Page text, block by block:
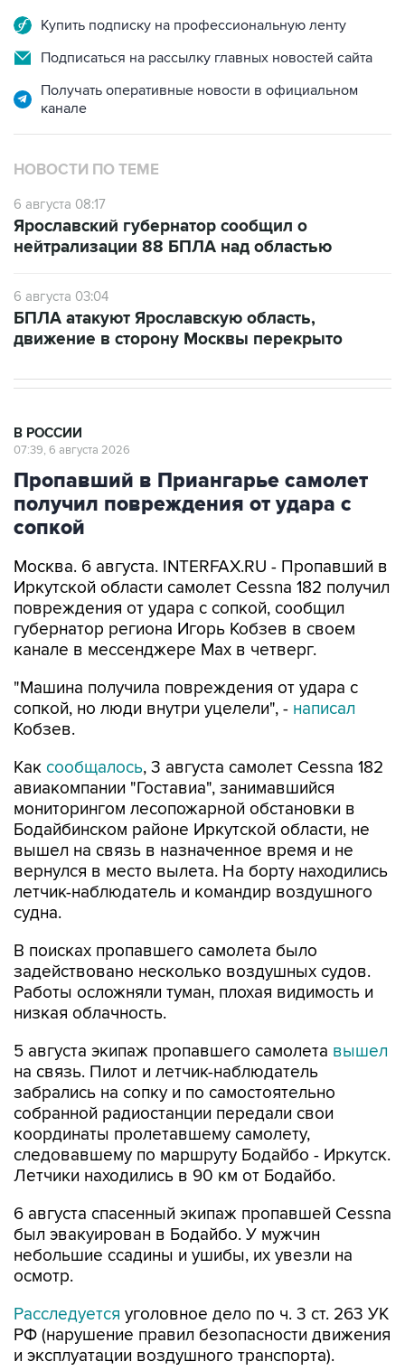
Купить подписку на профессиональную ленту
Подписаться на рассылку главных новостей сайта
Получать оперативные новости в официальном
канале
НОВОСТИ ПО ТЕМЕ
6 августа 08:17
Ярославский губернатор сообщил о
нейтрализации 88 БПЛА над областью
6 августа 03:04
БПЛА атакуют Ярославскую область,
движение в сторону Москвы перекрыто
В РОССИИ
07:39, 6 августа 2026
Пропавший в Приангарье самолет
получил повреждения от удара с
сопкой
Москва. 6 августа. INTERFAX.RU - Пропавший в
Иркутской области самолет Cessna 182 получил
повреждения от удара с сопкой, сообщил
губернатор региона Игорь Кобзев в своем
канале в мессенджере Мах в четверг.
"Машина получила повреждения от удара с
сопкой, но люди внутри уцелели", - написал
Кобзев.
Как сообщалось, 3 августа самолет Cessna 182
авиакомпании "Гоставиа", занимавшийся
мониторингом лесопожарной обстановки в
Бодайбинском районе Иркутской области, не
вышел на связь в назначенное время и не
вернулся в место вылета. На борту находились
летчик-наблюдатель и командир воздушного
судна.
В поисках пропавшего самолета было
задействовано несколько воздушных судов.
Работы осложняли туман, плохая видимость и
низкая облачность.
5 августа экипаж пропавшего самолета вышел
на связь. Пилот и летчик-наблюдатель
забрались на сопку и по самостоятельно
собранной радиостанции передали свои
координаты пролетавшему самолету,
следовавшему по маршруту Бодайбо - Иркутск.
Летчики находились в 90 км от Бодайбо.
6 августа спасенный экипаж пропавшей Cessna
был эвакуирован в Бодайбо. У мужчин
небольшие ссадины и ушибы, их увезли на
осмотр.
Расследуется уголовное дело по ч. 3 ст. 263 УК
РФ (нарушение правил безопасности движения
и эксплуатации воздушного транспорта).